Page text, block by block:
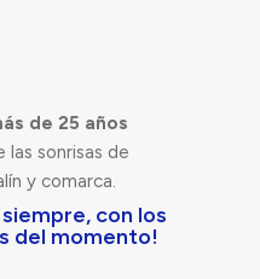
de 25 años
las sonrisas de
y comarca.
con los
del momento!